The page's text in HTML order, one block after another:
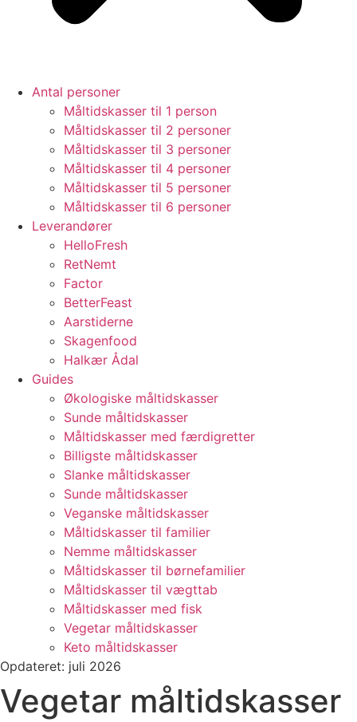
Antal personer
Måltidskasser til 1 person
Måltidskasser til 2 personer
Måltidskasser til 3 personer
Måltidskasser til 4 personer
Måltidskasser til 5 personer
Måltidskasser til 6 personer
Leverandører
HelloFresh
RetNemt
Factor
BetterFeast
Aarstiderne
Skagenfood
Halkær Ådal
Guides
Økologiske måltidskasser
Sunde måltidskasser
Måltidskasser med færdigretter
Billigste måltidskasser
Slanke måltidskasser
Sunde måltidskasser
Veganske måltidskasser
Måltidskasser til familier
Nemme måltidskasser
Måltidskasser til børnefamilier
Måltidskasser til vægttab
Måltidskasser med fisk
Vegetar måltidskasser
Keto måltidskasser
Opdateret: juli 2026
Vegetar måltidskasser